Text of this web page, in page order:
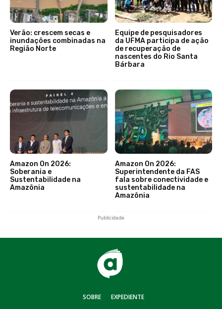
Verão: crescem secas e
inundações combinadas na
Região Norte
Equipe de pesquisadores
da UFMA participa de ação
de recuperação de
nascentes do Rio Santa
Bárbara
Amazon On 2026:
Soberania e
Sustentabilidade na
Amazônia
Amazon On 2026:
Superintendente da FAS
fala sobre conectividade e
sustentabilidade na
Amazônia
Publicidade
SOBRE EXPEDIENTE